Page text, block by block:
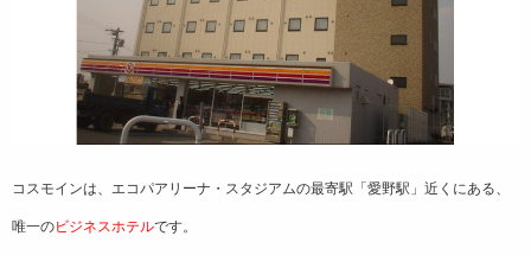
コスモインは、エコパアリーナ・スタジアムの最寄駅「愛野駅」近くにある、
唯一のビジネスホテルです。